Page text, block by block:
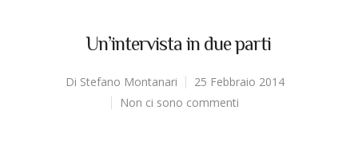
Un’intervista in due parti
Di Stefano Montanari
25 Febbraio 2014
Non ci sono commenti